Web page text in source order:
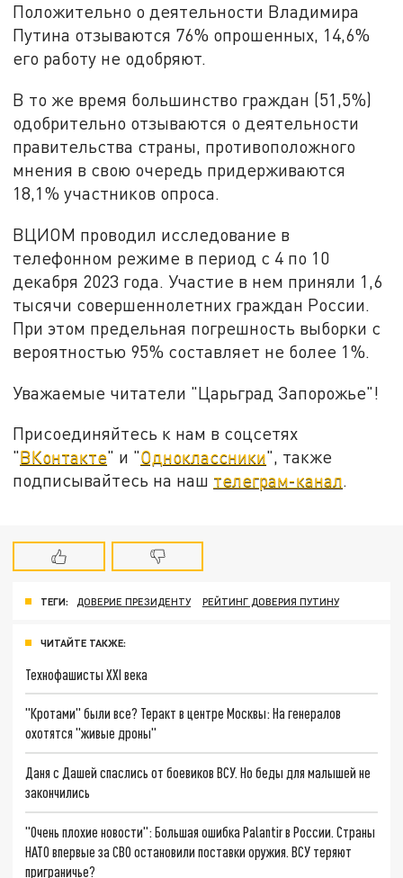
Положительно о деятельности Владимира
Путина отзываются 76% опрошенных, 14,6%
его работу не одобряют.
В то же время большинство граждан (51,5%)
одобрительно отзываются о деятельности
правительства страны, противоположного
мнения в свою очередь придерживаются
18,1% участников опроса.
ВЦИОМ проводил исследование в
телефонном режиме в период с 4 по 10
декабря 2023 года. Участие в нем приняли 1,6
тысячи совершеннолетних граждан России.
При этом предельная погрешность выборки с
вероятностью 95% составляет не более 1%.
Уважаемые читатели "Царьград Запорожье"!
Присоединяйтесь к нам в соцсетях
"ВКонтакте" и "Одноклассники", также
подписывайтесь на наш телеграм-канал.
ТЕГИ: ДОВЕРИЕ ПРЕЗИДЕНТУ РЕЙТИНГ ДОВЕРИЯ ПУТИНУ
ЧИТАЙТЕ ТАКЖЕ:
Технофашисты XXI века
"Кротами" были все? Теракт в центре Москвы: На генералов
охотятся "живые дроны"
Даня с Дашей спаслись от боевиков ВСУ. Но беды для малышей не
закончились
"Очень плохие новости": Большая ошибка Palantir в России. Страны
НАТО впервые за СВО остановили поставки оружия. ВСУ теряют
приграничье?